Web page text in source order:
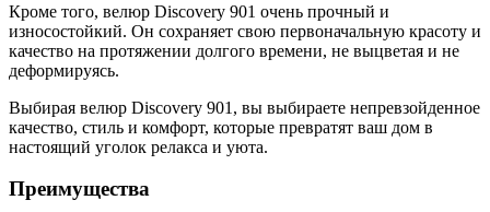
Кроме того, велюр Discovery 901 очень прочный и
износостойкий. Он сохраняет свою первоначальную красоту и
качество на протяжении долгого времени, не выцветая и не
деформируясь.
Выбирая велюр Discovery 901, вы выбираете непревзойденное
качество, стиль и комфорт, которые превратят ваш дом в
настоящий уголок релакса и уюта.
Преимущества